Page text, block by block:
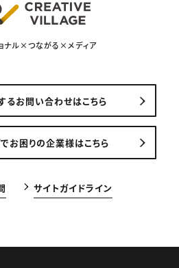
ナル×つながる×メディア
るお問い合わせはこちら
お困りの企業様はこちら
サイトガイドライン